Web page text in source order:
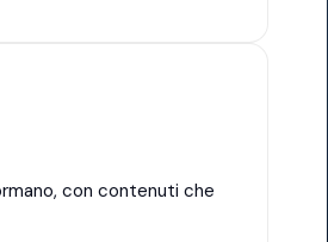
con contenuti che